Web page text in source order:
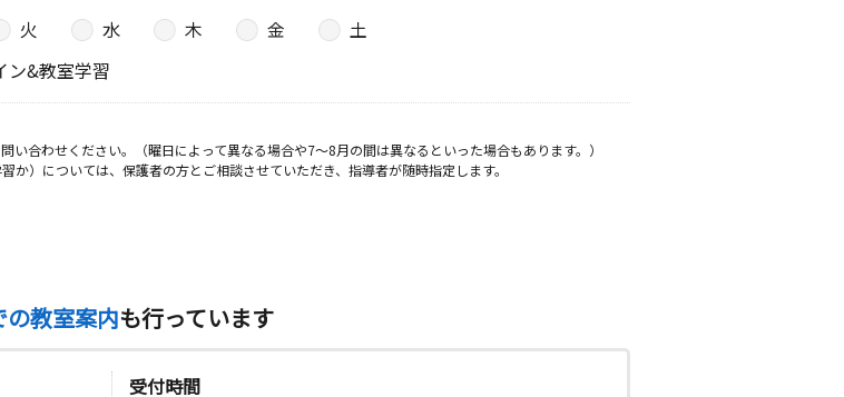
火 水 木 金
土
ン&教室学習
合わせください。（曜日によって異なる場合や7～8月の間は異なるといった場合もあります。）
）については、保護者の方とご相談させていただき、指導者が随時指定します。
の教室案内も行っています
受付時間